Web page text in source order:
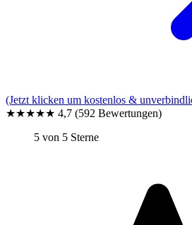
(Jetzt klicken um kostenlos &
★★★★★ 4,7 (592 Bewertungen)
5 von 5 Sterne